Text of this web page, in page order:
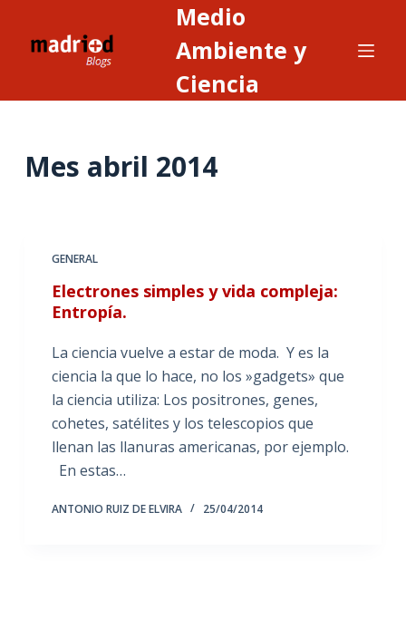
Medio
Ambiente y
Ciencia
Mes abril 2014
GENERAL
Electrones simples y vida compleja:
Entropía.
La ciencia vuelve a estar de moda. Y es la
ciencia la que lo hace, no los »gadgets» que
la ciencia utiliza: Los positrones, genes,
cohetes, satélites y los telescopios que
llenan las llanuras americanas, por ejemplo.
En estas…
ANTONIO RUIZ DE ELVIRA 25/04/2014